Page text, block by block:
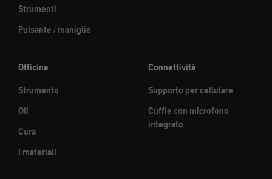
Strumenti
Pulsante / maniglie
Officina
Strumento
Oli
Cura
I materiali
Connettività
Supporto per cellulare
Cuffie con microfono
integrato